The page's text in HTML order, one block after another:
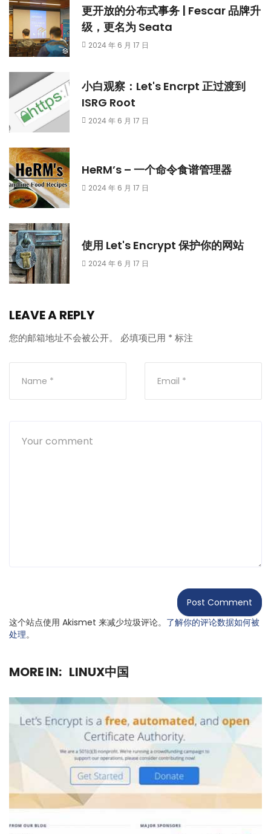
更开放的分布式事务 | Fescar 品牌升
级，更名为 Seata
2024 年 6 月 17 日
小白观察：Let's Encrpt 正过渡到
ISRG Root
2024 年 6 月 17 日
HeRM’s – 一个命令食谱管理器
2024 年 6 月 17 日
使用 Let's Encrypt 保护你的网站
2024 年 6 月 17 日
LEAVE A REPLY
您的邮箱地址不会被公开。 必填项已用 * 标注
这个站点使用 Akismet 来减少垃圾评论。 了解你的评论数据如何被
处理。
MORE IN: LINUX中国